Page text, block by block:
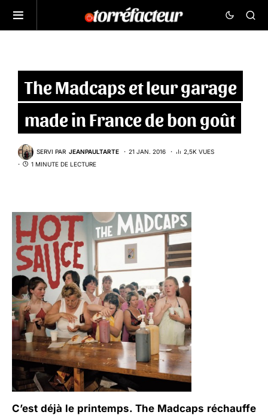
The Madcaps et leur garage
made in France de bon goût
SERVI PAR JEANPAULTARTE 21 JAN. 2016
2,5K VUES
1 MINUTE DE LECTURE
C’est déjà le printemps. The Madcaps réchauffe